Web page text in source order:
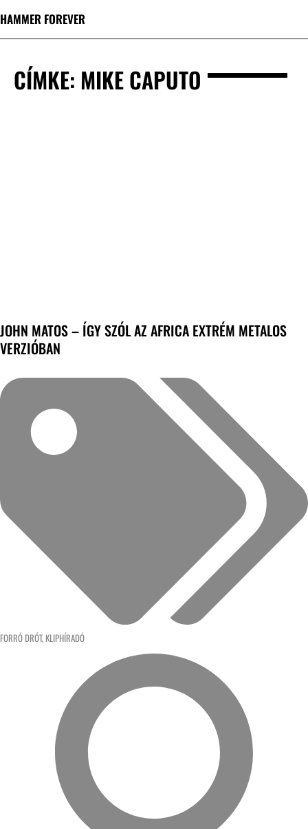
HAMMER FOREVER
CÍMKE: MIKE CAPUTO
JOHN MATOS – ÍGY SZÓL AZ AFRICA EXTRÉM METALOS
VERZIÓBAN
FORRÓ DRÓT, KLIPHÍRADÓ